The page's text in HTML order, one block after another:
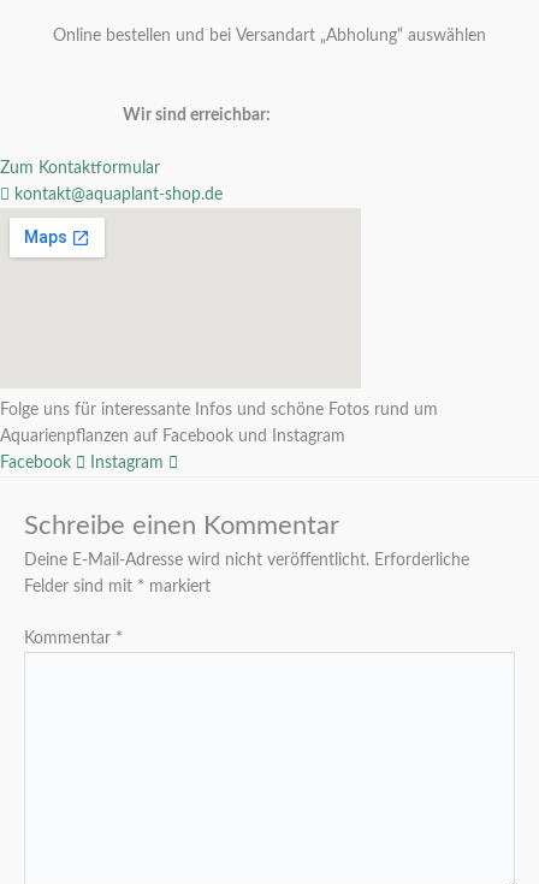
Online bestellen und bei Versandart „Abholung“ auswählen
Wir sind erreichbar:
Zum Kontaktformular
kontakt@aquaplant-shop.de
Folge uns für interessante Infos und schöne Fotos rund um
Aquarienpflanzen auf Facebook und Instagram
Facebook
Instagram
Schreibe einen Kommentar
Deine E-Mail-Adresse wird nicht veröffentlicht. Erforderliche
Felder sind mit * markiert
Kommentar *